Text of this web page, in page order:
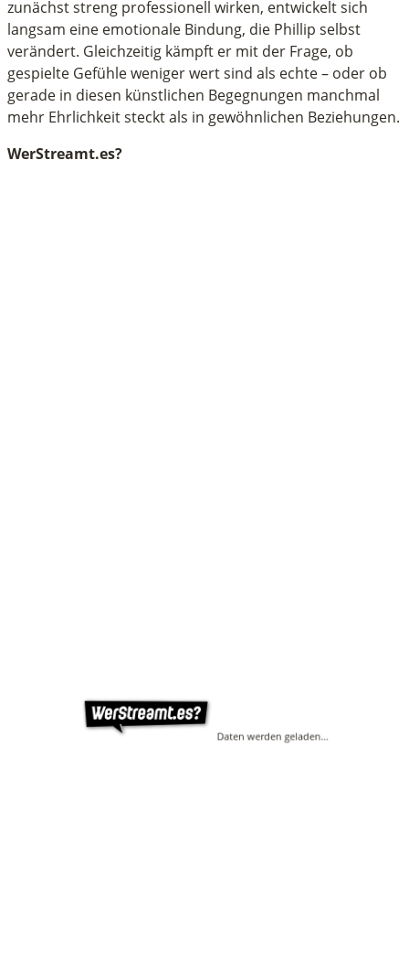
zunächst streng professionell wirken, entwickelt sich
langsam eine emotionale Bindung, die Phillip selbst
verändert. Gleichzeitig kämpft er mit der Frage, ob
gespielte Gefühle weniger wert sind als echte – oder ob
gerade in diesen künstlichen Begegnungen manchmal
mehr Ehrlichkeit steckt als in gewöhnlichen Beziehungen.
WerStreamt.es?
Daten werden geladen…